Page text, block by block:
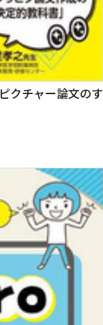
クチャー論文のす